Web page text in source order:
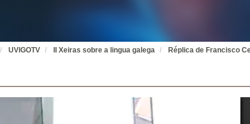
UVIGOTV II Xeiras sobre a lingua galega Réplica de Francisco